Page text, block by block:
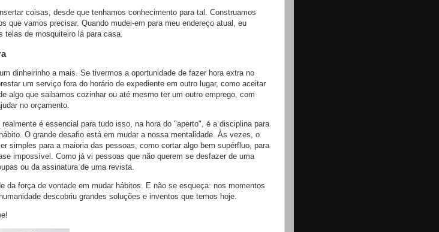
coisas, desde que tenhamos conhecimento para tal. Construamos
que vamos precisar. Quando mudei-em para meu endereço atual, eu
telas de mosquiteiro lá para casa.
dinheirinho a mais. Se tivermos a oportunidade de fazer hora extra no
um serviço fora do horário de expediente em outro lugar, como aceitar
algo que saibamos cozinhar ou até mesmo ter um outro emprego, com
no orçamento.
realmente é essencial para tudo isso, na hora do "aperto", é a disciplina para
O grande desafio está em mudar a nossa mentalidade. Às vezes, o
simples para a maioria das pessoas, como cortar algo bem supérfluo, para
impossível. Como já vi pessoas que não querem se desfazer de uma
ou da assinatura de uma revista.
da força de vontade em mudar hábitos. E não se esqueça: nos momentos
descobriu grandes soluções e inventos que temos hoje.